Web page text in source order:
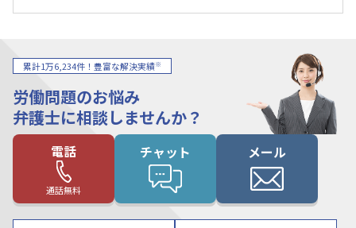
累計1万6,234件！豊富な解決実績※
労働問題のお悩み
弁護士に相談しませんか？
電話
通話無料
チャット メール